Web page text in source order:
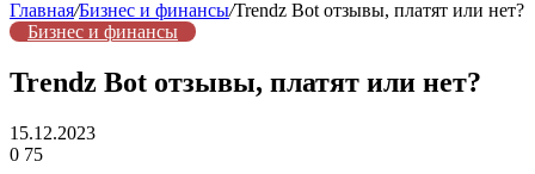
Главная/Бизнес и финансы/Trendz Bot отзывы, платят или нет?
Бизнес и финансы
Trendz Bot отзывы, платят или нет?
15.12.2023
0 75